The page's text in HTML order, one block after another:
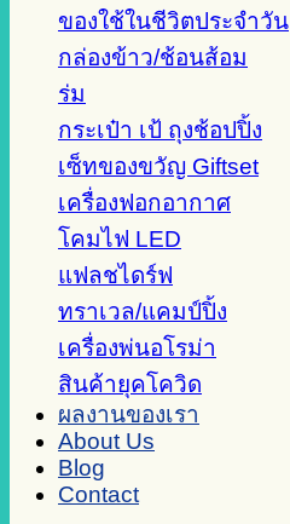
ของใช้ในชีวิตประจำวัน
กล่องข้าว/ช้อนส้อม
ร่ม
กระเป๋า เป้ ถุงช้อปปิ้ง
เซ็ทของขวัญ Giftset
เครื่องฟอกอากาศ
โคมไฟ LED
แฟลชไดร์ฟ
ทราเวล/แคมป์ปิ้ง
เครื่องพ่นอโรม่า
สินค้ายุคโควิด
ผลงานของเรา
About Us
Blog
Contact